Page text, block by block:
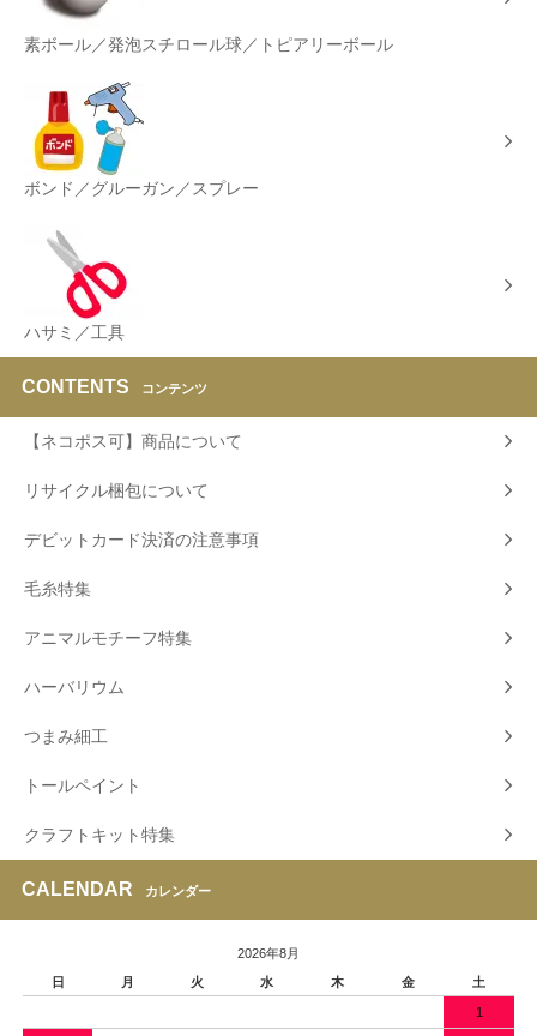
素ボール／発泡スチロール球／トピアリーボール
ボンド／グルーガン／スプレー
ハサミ／工具
CONTENTS コンテンツ
【ネコポス可】商品について
リサイクル梱包について
デビットカード決済の注意事項
毛糸特集
アニマルモチーフ特集
ハーバリウム
つまみ細工
トールペイント
クラフトキット特集
CALENDAR カレンダー
2026年8月
日
月 火 水 木 金 土
1